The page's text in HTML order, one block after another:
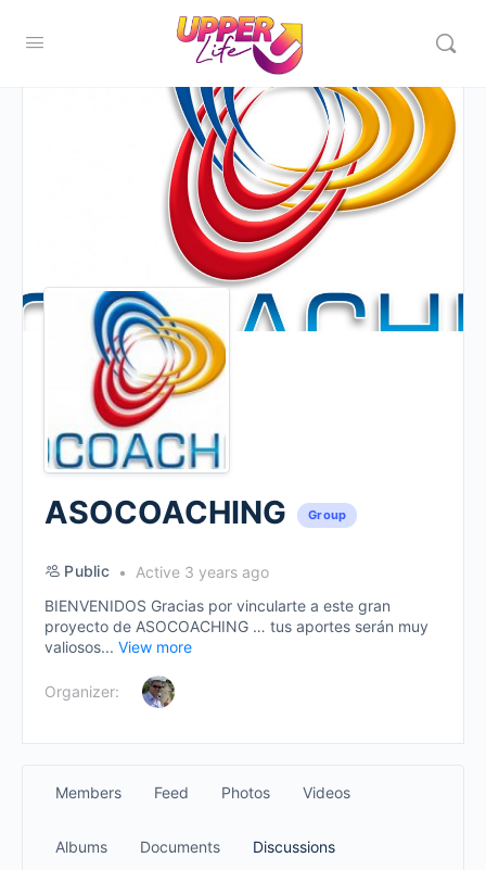
ASOCOACHING Group
Public
Active 3 years ago
BIENVENIDOS Gracias por vincularte a este gran
proyecto de ASOCOACHING … tus aportes serán muy
valiosos... View more
Organizer:
Members Feed Photos Videos
Albums Documents Discussions